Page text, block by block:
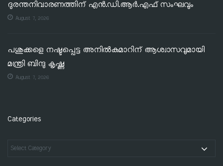
ദുരന്തനിവാരണത്തിന് എൻ.ഡി.ആർ.എഫ് സംഘവും
August 7, 2026
പശുക്കളെ നഷ്ടപ്പെട്ട അനിൽകുമാറിന് ആശ്വാസവുമായി
മന്ത്രി ബിന്ദു കൃഷ്ണ
August 7, 2026
Categories